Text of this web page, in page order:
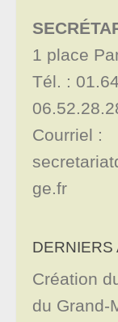
1 place
Tél. :
Courriel :
ge.fr
DERNIERS
Création
du Grand-